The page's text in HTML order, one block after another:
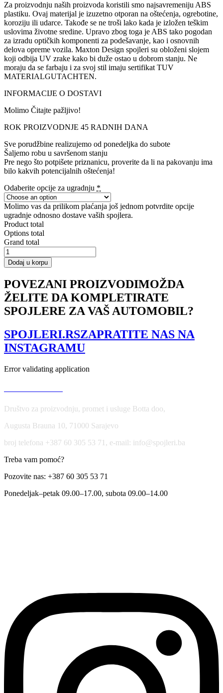
Za proizvodnju naših proizvoda koristili smo najsavremeniju ABS
plastiku. Ovaj materijal je izuzetno otporan na oštećenja, ogrebotine,
koroziju ili udarce. Takođe se ne troši lako kada je izložen teškim
uslovima životne sredine. Upravo zbog toga je ABS tako pogodan
za izradu optičkih komponenti za podešavanje, kao i osnovnih
delova opreme vozila. Maxton Design spojleri su obloženi slojem
koji odbija UV zrake kako bi duže ostao u dobrom stanju. Ne
moraju da se farbaju i za svoj stil imaju sertifikat TUV
MATERIALGUTACHTEN.
INFORMACIJE O DOSTAVI
Molimo Čitajte pažljivo!
ROK PROIZVODNJE 45 RADNIH DANA
Sve porudžbine realizujemo od ponedeljka do subote
Šaljemo robu u savršenom stanju
Pre nego što potpišete priznanicu, proverite da li na pakovanju ima
bilo kakvih potencijalnih oštećenja!
Odaberite opcije za ugradnju *
Molimo vas da prilikom plaćanja još jednom potvrdite opcije
ugradnje odnosno dostave vaših spojlera.
Product total
Options total
Grand total
Bonnet
Vents
količina
Dodaj u korpu
POVEZANI PROIZVODIMOŽDA
ŽELITE DA KOMPLETIRATE
SPOJLERE ZA VAŠ AUTOMOBIL?
SPOJLERI.RSZAPRATITE NAS NA
INSTAGRAMU
Error validating application
Društvo za proizvodnju, promet i usluge Botta doo,
Augusta Brauna 10, 71000 Sarajevo
broj telefona +387 60 305 53 71, e-mail: info@spojleri.ba
Treba vam pomoć?
Pozovite nas: +387 60 305 53 71
Ponedeljak–petak 09.00–17.00, subota 09.00–14.00